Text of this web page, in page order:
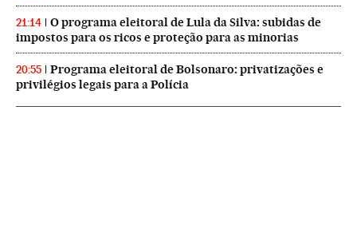
21:14
O programa eleitoral de Lula da Silva: subidas de
impostos para os ricos e proteção para as minorias
20:55
Programa eleitoral de Bolsonaro: privatizações e
privilégios legais para a Polícia